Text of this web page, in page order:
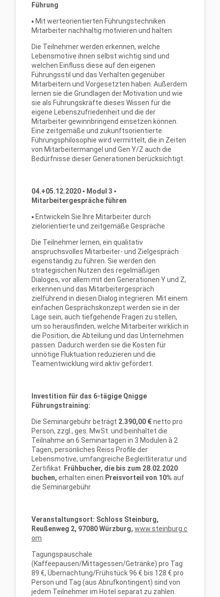
Führung
▪ Mit werteorientierten Führungstechniken
Mitarbeiter nachhaltig motivieren und halten
Die Teilnehmer werden erkennen, welche
Lebensmotive ihnen selbst wichtig sind und
welchen Einfluss diese auf den eigenen
Führungsstil und das Verhalten gegenüber
Mitarbeitern und Vorgesetzten haben. Außerdem
lernen sie die Grundlagen der Motivation und wie
sie als Führungskräfte dieses Wissen für die
eigene Lebenszufriedenheit und die der
Mitarbeiter gewinnbringend einsetzen können.
Eine zeitgemäße und zukunftsorientierte
Führungsphilosophie wird vermittelt, die in Zeiten
von Mitarbeitermangel und Gen Y/Z auch die
Bedürfnisse dieser Generationen berücksichtigt.
04.+05.12.2020▪ Modul 3 ▪
Mitarbeitergespräche führen
▪ Entwickeln Sie Ihre Mitarbeiter durch
zielorientierte und zeitgemäße Gespräche
Die Teilnehmer lernen, ein qualitativ
anspruchsvolles Mitarbeiter- und Zielgespräch
eigenständig zu führen. Sie werden den
strategischen Nutzen des regelmäßigen
Dialoges, vor allem mit den Generationen Y und Z,
erkennen und das Mitarbeitergespräch
zielführend in diesen Dialog integrieren. Mit einem
einfachen Gesprächskonzept werden sie in der
Lage sein, auch tiefgehende Fragen zu stellen,
um so herausfinden, welche Mitarbeiter wirklich in
die Position, die Abteilung und das Unternehmen
passen. Dadurch werden sie die Kosten für
unnötige Fluktuation reduzieren und die
Teamentwicklung wird aktiv gefördert.
Investition für das 6-tägige Qnigge
Führungstraining:
Die Seminargebühr beträgt 2.390,00 €netto pro
Person, zzgl., ges. MwSt. und beinhaltet die
Teilnahme an 6 Seminartagen in 3 Modulen à 2
Tagen, persönliches Reiss Profile der
Lebensmotive, umfangreiche Begleitliteratur und
Zertifikat.
Frühbucher, die bis zum 28.02.2020
buchen, erhalten einen Preisvorteil von 10% auf
die Seminargebühr.
Veranstaltungsort: Schloss Steinburg,
Reußenweg 2, 97080 Würzburg, www.steinburg.c
om
Tagungspauschale
(Kaffeepausen/Mittagessen/Getränke) pro Tag
89 €, Übernachtung/Frühstück 96 € bis 128 € pro
Person und Tag (aus Abrufkontingent) sind von
jedem Teilnehmer im Hotel separat zu zahlen.